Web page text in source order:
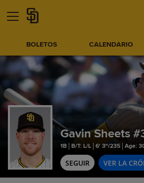
BOLETOS CALENDARIO
Gavin Sheets
1B B/T: L/L 6' 3"/235 Age:
SEGUIR VER LA